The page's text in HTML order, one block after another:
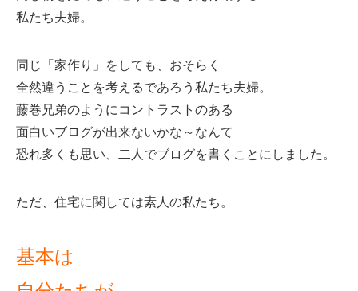
私たち夫婦。
同じ「家作り」をしても、おそらく
全然違うことを考えるであろう私たち夫婦。
藤巻兄弟のようにコントラストのある
面白いブログが出来ないかな～なんて
恐れ多くも思い、二人でブログを書くことにしました。
ただ、住宅に関しては素人の私たち。
基本は